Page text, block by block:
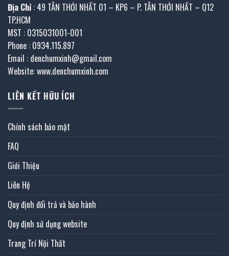
Địa Chỉ : 49 TÂN THỚI NHẤT 01 – KP6 – P. TÂN THỚI NHẤT – Q12
TP.HCM
MST : 0315031001-001
Phone : 0934.115.897
Email : denchumxinh@gmail.com
Website: www.denchumxinh.com
LIÊN KẾT HỮU ÍCH
Chính sách bảo mật
FAQ
Giới Thiệu
Liên Hệ
Quy định đổi trả và bảo hành
Quy định sử dụng website
Trang Trí Nội Thất